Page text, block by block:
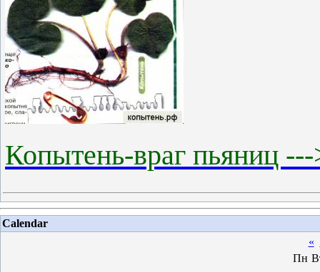
Копытень-враг пьяниц
Calendar
«
Пн